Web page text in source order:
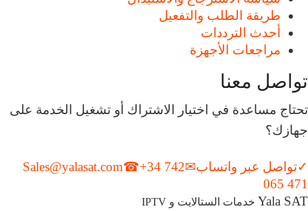
طريقة الطلب والتفعيل
أحدث الترددات
مراجعات الأجهزة
تواصل معنا
تحتاج مساعدة في اختيار الاشتراك أو تشغيل الخدمة على
جهازك؟
✓تواصل عبر واتساب✉
Sales@yalasat.com☎+34 742
065 471
Yala SAT خدمات الستالايت و IPTV